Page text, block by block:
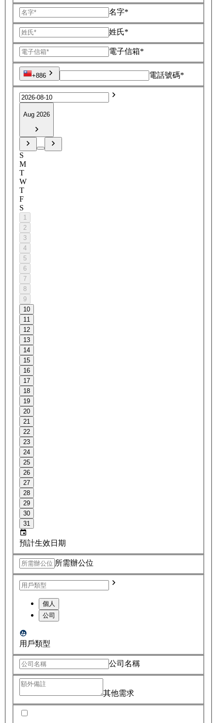
名字*
姓氏*
電子信箱*
+886 電話號碼*
Aug 2026
S
M
T
W
T
F
S
1
2
3
4
5
6
7
8
9
10
11
12
13
14
15
16
17
18
19
20
21
22
23
24
25
26
27
28
29
30
31
預計生效日期
所需辦公位
個人
公司
用戶類型
公司名稱
其他需求